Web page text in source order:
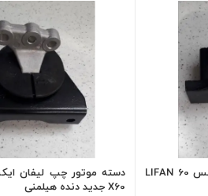
دسته موتور عقب لیفان ایکس 60 LIFAN
X60 جدید دنده هیلمنی